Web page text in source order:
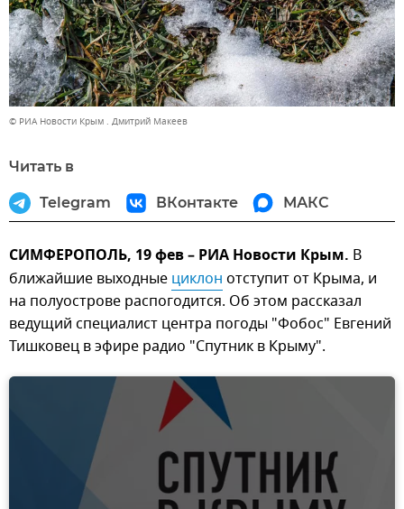
© РИА Новости Крым . Дмитрий Макеев
Читать в
Telegram ВКонтакте МАКС
СИМФЕРОПОЛЬ, 19 фев – РИА Новости Крым. В
ближайшие выходные циклон отступит от Крыма, и
на полуострове распогодится. Об этом рассказал
ведущий специалист центра погоды "Фобос" Евгений
Тишковец в эфире радио "Спутник в Крыму".